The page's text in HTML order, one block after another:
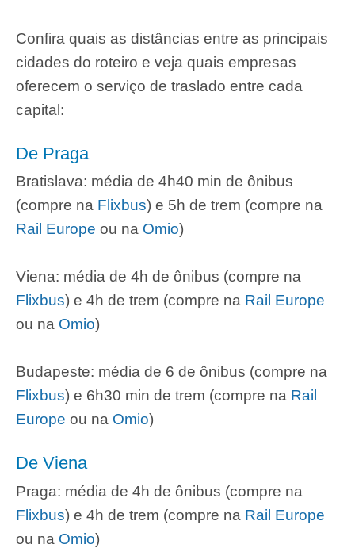
Confira quais as distâncias entre as principais
cidades do roteiro e veja quais empresas
oferecem o serviço de traslado entre cada
capital:
De Praga
Bratislava: média de 4h40 min de ônibus
(compre na Flixbus) e 5h de trem (compre na
Rail Europe ou na Omio)
Viena: média de 4h de ônibus (compre na
Flixbus) e 4h de trem (compre na Rail Europe
ou na Omio)
Budapeste: média de 6 de ônibus (compre na
Flixbus) e 6h30 min de trem (compre na Rail
Europe ou na Omio)
De Viena
Praga: média de 4h de ônibus (compre na
Flixbus) e 4h de trem (compre na Rail Europe
ou na Omio)